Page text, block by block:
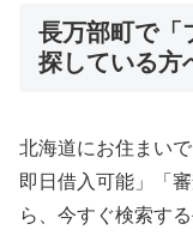
長万部町で「
探している方
北海道にお住まい
即日借入可能」「
ら、今すぐ検索す